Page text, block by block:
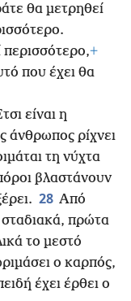
θα μετρηθεί
περισσότερο,+
που έχει θα
είναι η
άνθρωπος ρίχνει
τη νύχτα
βλαστάνουν
28 Από
πρώτα
το μεστό
ο καρπός,
έχει έρθει ο